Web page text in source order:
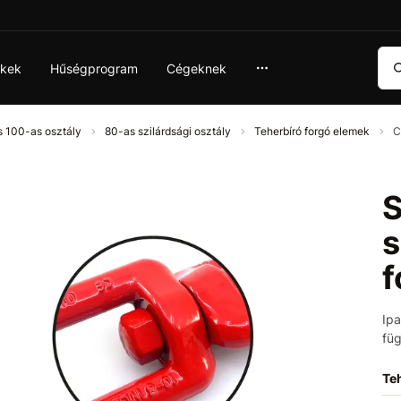
Hűségprogram Cégeknek
100-as osztály 80-as szilárdsági osztály Teherbíró forgó elemek